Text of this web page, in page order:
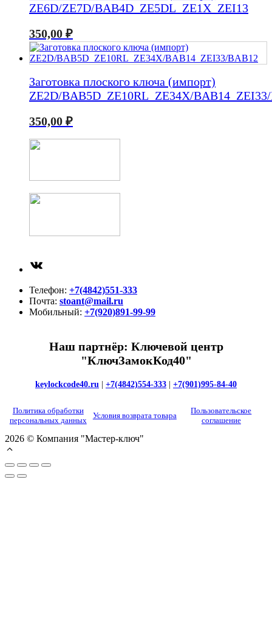
ZE6D/ZE7D/BAB4D_ZE5DL_ZE1X_ZEI13
350,00 ₽
Заготовка плоского ключа (импорт)
ZE2D/BAB5D_ZE10RL_ZE34X/
350,00 ₽
Телефон: +7(4842)551-333
Почта: stoant@mail.ru
Мобильный: +7(920)891-99-99
Наш партнёр: Ключевой центр
"КлючЗамокКод40"
keylockcode40.ru +7(4842)554-333 +7(901)995-84-40
Политика обработки
персональных данных
Условия возврата товара
Пользовательское
соглашение
2026 © Компания "Мастер-ключ"